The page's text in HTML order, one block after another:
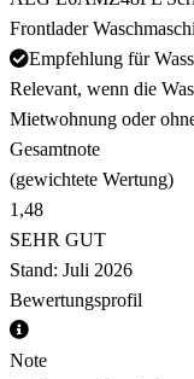
Frontlader
Empfehlung für
Relevant, wenn die
Mietwohnung oder
Gesamtnote
(gewichtete Wertung)
1,48
SEHR GUT
Stand: Juli 2026
Bewertungsprofil
Note